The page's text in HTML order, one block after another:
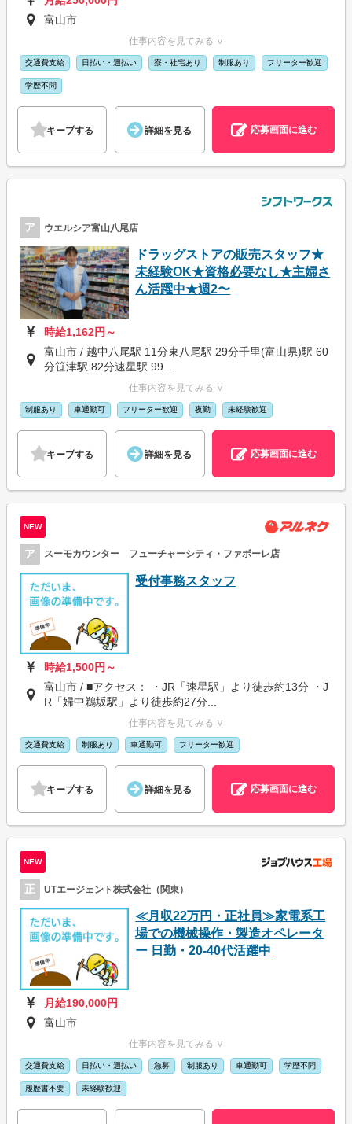
富山市
仕事内容を見てみる ∨
交通費支給 日払い・週払い 寮・社宅あり 制服あり フリーター歓迎
学歴不問
キープする 詳細を見る 応募画面に進む
ア ウエルシア富山八尾店
ドラッグストアの販売スタッフ★
未経験OK★資格必要なし★主婦さ
ん活躍中★週2〜
時給1,162円～
富山市 / 越中八尾駅 11分東八尾駅 29分千里(富山県)駅 60
分笹津駅 82分速星駅 99...
仕事内容を見てみる ∨
制服あり 車通勤可 フリーター歓迎 夜勤 未経験歓迎
キープする 詳細を見る 応募画面に進む
NEW
ア スーモカウンター フューチャーシティ・ファボーレ店
受付事務スタッフ
時給1,500円～
富山市 / ■アクセス： ・JR「速星駅」より徒歩約13分 ・J
R「婦中鵜坂駅」より徒歩約27分...
仕事内容を見てみる ∨
交通費支給 制服あり 車通勤可 フリーター歓迎
キープする 詳細を見る 応募画面に進む
NEW
正 UTエージェント株式会社（関東）
≪月収22万円・正社員≫家電系工
場での機械操作・製造オペレータ
ー 日勤・20-40代活躍中
月給190,000円
富山市
仕事内容を見てみる ∨
交通費支給 日払い・週払い 急募 制服あり 車通勤可 学歴不問
履歴書不要 未経験歓迎